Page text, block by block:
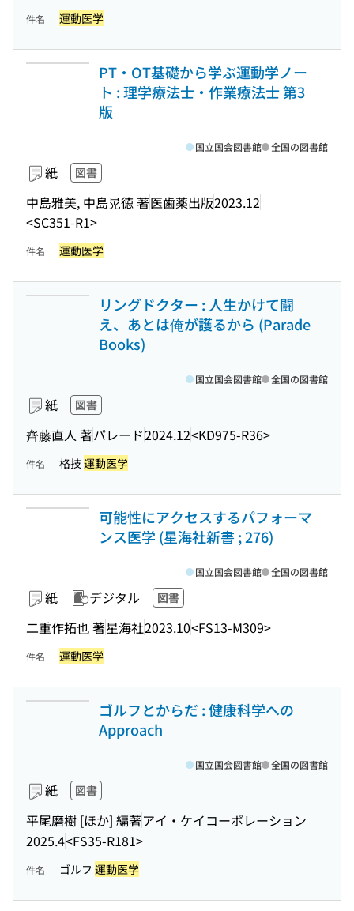
件名 運動医学
PT・OT基礎から学ぶ運動学ノー
ト : 理学療法士・作業療法士 第3
版
紙 図書
中島雅美, 中島晃徳 著医歯薬出版2023.12
<SC351-R1>
国立国会図書館 全国の図書館
件名 運動医学
リングドクター : 人生かけて闘
え、あとは俺が護るから (Parade
Books)
紙 図書
齊藤直人 著パレード2024.12<KD975-R36>
国立国会図書館 全国の図書館
件名 格技 運動医学
可能性にアクセスするパフォーマ
ンス医学 (星海社新書 ; 276)
紙 デジタル 図書
二重作拓也 著星海社2023.10<FS13-M309>
国立国会図書館 全国の図書館
件名 運動医学
ゴルフとからだ : 健康科学への
Approach
紙 図書
平尾磨樹 [ほか] 編著アイ・ケイコーポレーション
2025.4<FS35-R181>
国立国会図書館 全国の図書館
件名 ゴルフ 運動医学